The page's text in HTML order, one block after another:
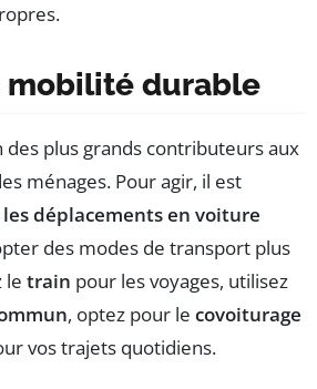
mobilité durable
des plus grands contributeurs aux
ménages. Pour agir, il est
déplacements en voiture
des modes de transport plus
le train pour les voyages, utilisez
, optez pour le covoiturage
vos trajets quotidiens.